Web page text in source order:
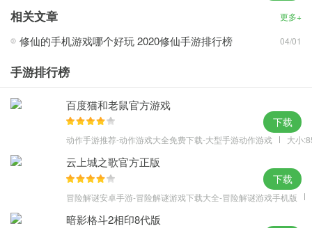
相关文章 更多+
修仙的手机游戏哪个好玩 2020修仙手游排行榜 04/01
手游排行榜
百度猫和老鼠官方游戏
动作手游推荐-动作游戏大全免费下载-大型手游动作游戏 大小
下载
云上城之歌官方正版
冒险解谜安卓手游-冒险解谜游戏下载大全-冒险解谜游戏手机版
下载
暗影格斗2相印8代版